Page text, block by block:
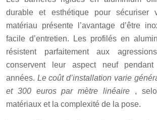
durable et esthétique pour sécuriser
matériau présente l’avantage d’être
facile d’entretien. Les profilés en
résistent parfaitement aux
conservent leur aspect neuf
années. Le coût d’installation varie
et 300 euros par mètre linéaire ,
matériaux et la complexité de la pose.